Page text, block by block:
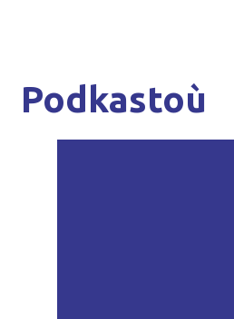
Podkastoù